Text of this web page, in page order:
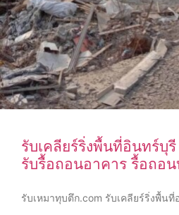
รับเคลียร์ริ่งพื้นที่อินทร์บุ
รับรื้อถอนอาคาร รื้อถอ
รับเหมาทุบตึก.com รับเคลียร์ริ่งพื้นที่อ